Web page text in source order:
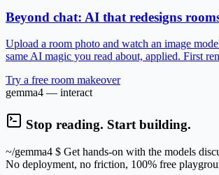
Beyond chat: AI that redesigns
Upload a room photo and watch an image
same AI magic you read about, applied. First
Try a free room makeover
gemma4 — interact
Stop reading. Start building.
~/gemma4 $ Get hands-on with the models
No deployment, no friction, 100% free